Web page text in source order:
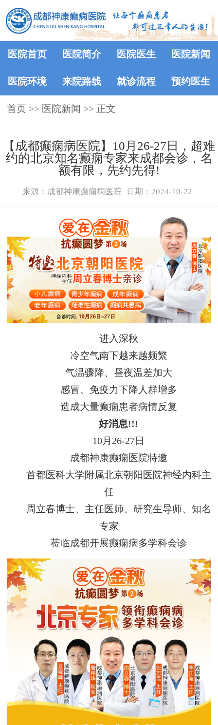
医院首页 医院简介 医院医生 医院新闻
医院环境 来院路线 就诊流程 预约医生
首页 >> 医院新闻 >> 正文
【成都癫痫病医院】10月26-27日，超难
约的北京知名癫痫专家来成都会诊，名
额有限，先约先得!
来源：成都神康癫痫病医院 日期：2024-10-22
进入深秋
冷空气南下越来越频繁
气温骤降、昼夜温差加大
感冒、免疫力下降人群增多
造成大量癫痫患者病情反复
好消息!!!
10月26-27日
成都神康癫痫医院特邀
首都医科大学附属北京朝阳医院神经内科主
任
周立春博士、主任医师、研究生导师、知名
专家
莅临成都开展癫痫病多学科会诊